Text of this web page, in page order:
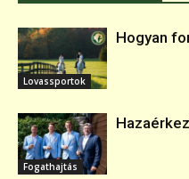
Lovassportok
Hogyan
Fogathajtás